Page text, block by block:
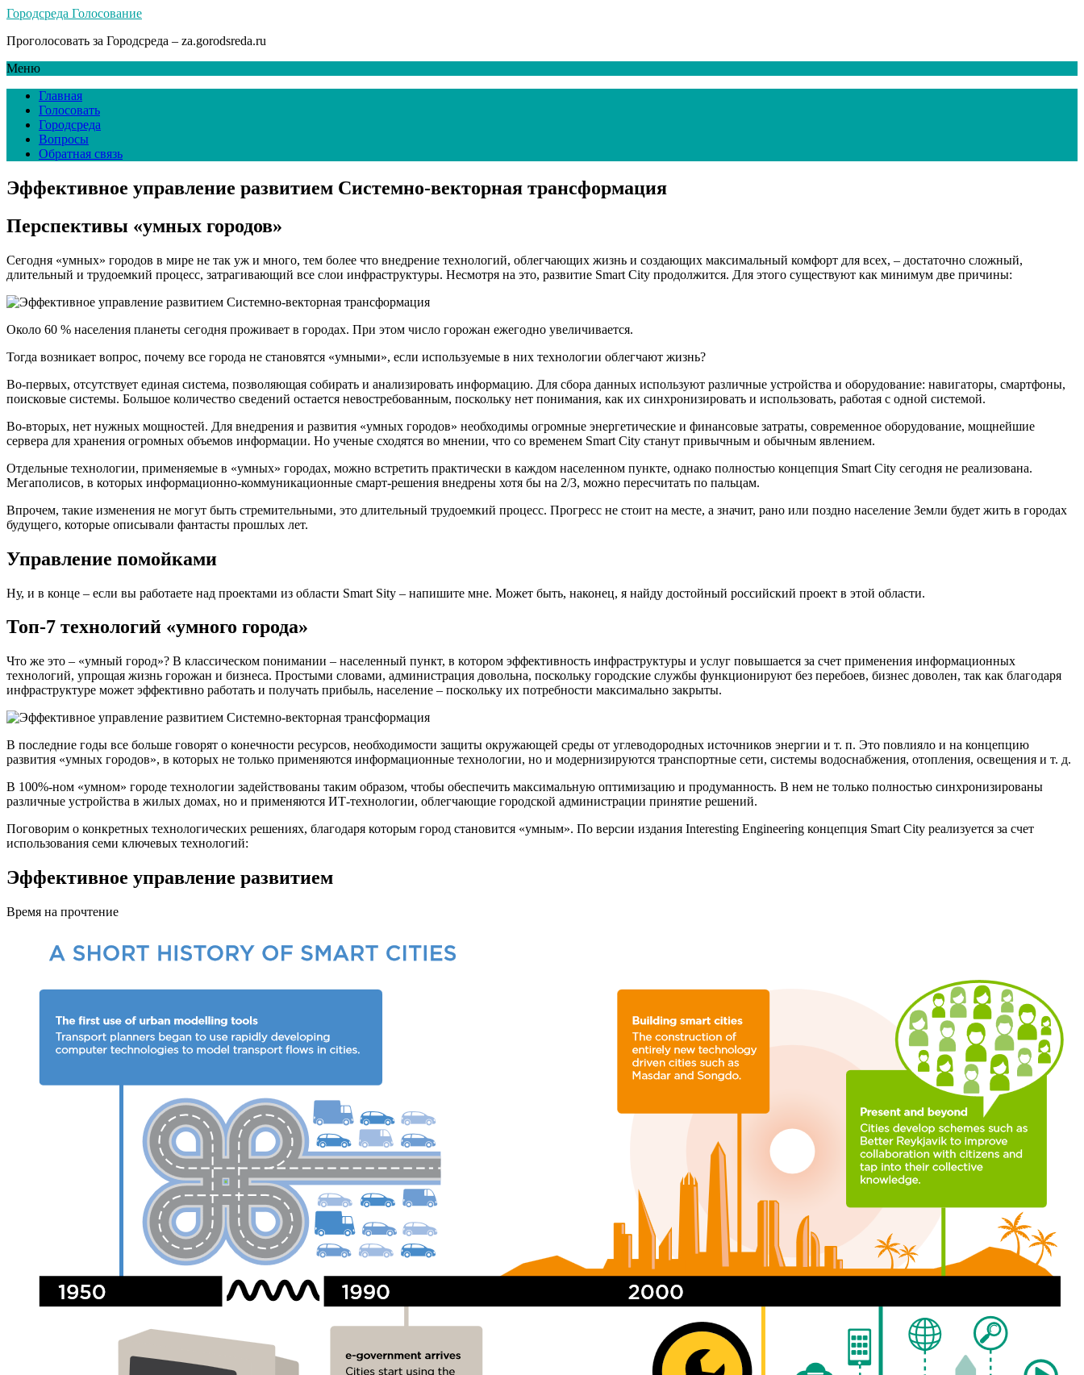
Городсреда Голосование
Проголосовать за Городсреда – za.gorodsreda.ru
Меню
Главная
Голосовать
Городсреда
Вопросы
Обратная связь
Эффективное управление развитием Системно-векторная трансформация
Перспективы «умных городов»
Сегодня «умных» городов в мире не так уж и много, тем более что внедрение технологий, облегчающих жизнь и создающих максимальный комфорт для всех, – достаточно сложный,
длительный и трудоемкий процесс, затрагивающий все слои инфраструктуры. Несмотря на это, развитие Smart City продолжится. Для этого существуют как минимум две причины:
Около 60 % населения планеты сегодня проживает в городах. При этом число горожан ежегодно увеличивается.
Тогда возникает вопрос, почему все города не становятся «умными», если используемые в них технологии облегчают жизнь?
Во-первых, отсутствует единая система, позволяющая собирать и анализировать информацию. Для сбора данных используют различные устройства и оборудование: навигаторы, смартфоны,
поисковые системы. Большое количество сведений остается невостребованным, поскольку нет понимания, как их синхронизировать и использовать, работая с одной системой.
Во-вторых, нет нужных мощностей. Для внедрения и развития «умных городов» необходимы огромные энергетические и финансовые затраты, современное оборудование, мощнейшие
сервера для хранения огромных объемов информации. Но ученые сходятся во мнении, что со временем Smart City станут привычным и обычным явлением.
Отдельные технологии, применяемые в «умных» городах, можно встретить практически в каждом населенном пункте, однако полностью концепция Smart City сегодня не реализована.
Мегаполисов, в которых информационно-коммуникационные смарт-решения внедрены хотя бы на 2/3, можно пересчитать по пальцам.
Впрочем, такие изменения не могут быть стремительными, это длительный трудоемкий процесс. Прогресс не стоит на месте, а значит, рано или поздно население Земли будет жить в городах
будущего, которые описывали фантасты прошлых лет.
Управление помойками
Ну, и в конце – если вы работаете над проектами из области Smart Sity – напишите мне. Может быть, наконец, я найду достойный российский проект в этой области.
Топ-7 технологий «умного города»
Что же это – «умный город»? В классическом понимании – населенный пункт, в котором эффективность инфраструктуры и услуг повышается за счет применения информационных
технологий, упрощая жизнь горожан и бизнеса. Простыми словами, администрация довольна, поскольку городские службы функционируют без перебоев, бизнес доволен, так как благодаря
инфраструктуре может эффективно работать и получать прибыль, население – поскольку их потребности максимально закрыты.
В последние годы все больше говорят о конечности ресурсов, необходимости защиты окружающей среды от углеводородных источников энергии и т. п. Это повлияло и на концепцию
развития «умных городов», в которых не только применяются информационные технологии, но и модернизируются транспортные сети, системы водоснабжения, отопления, освещения и т. д.
В 100%-ном «умном» городе технологии задействованы таким образом, чтобы обеспечить максимальную оптимизацию и продуманность. В нем не только полностью синхронизированы
различные устройства в жилых домах, но и применяются ИТ-технологии, облегчающие городской администрации принятие решений.
Поговорим о конкретных технологических решениях, благодаря которым город становится «умным». По версии издания Interesting Engineering концепция Smart City реализуется за счет
использования семи ключевых технологий:
Эффективное управление развитием
Время на прочтение